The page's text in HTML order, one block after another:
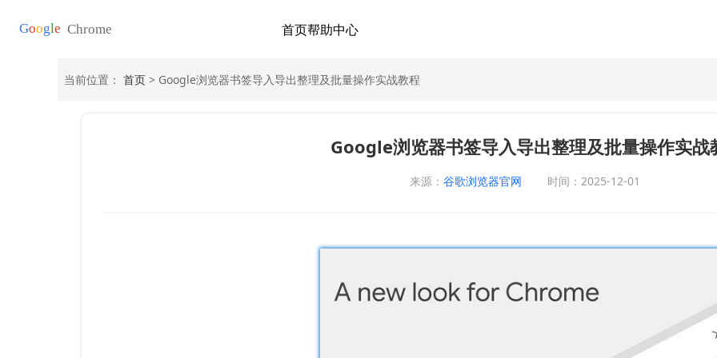
首页帮助中心
当前位置： 首页 > Google浏览器书签导入导出整理及批量操作实战教程
Google浏览器书签导入导出整理及批量操作实战
来源： 谷歌浏览器官网 时间：2025-12-01